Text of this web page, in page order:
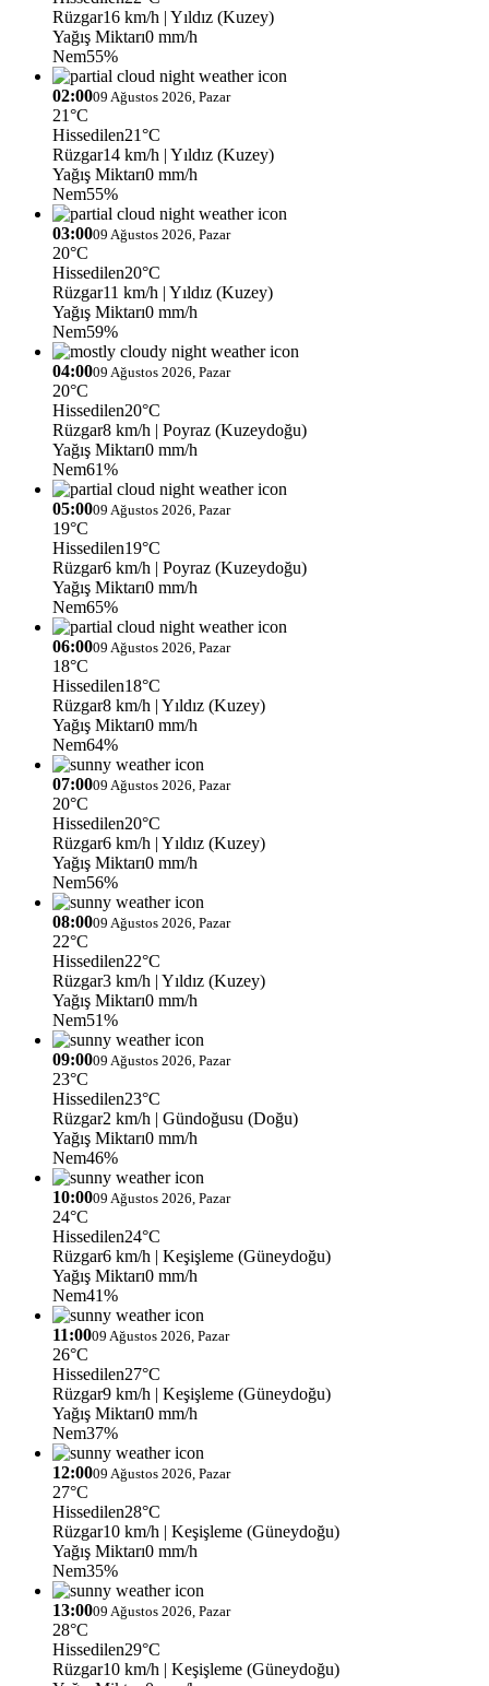
Rüzgar16 km/h | Yıldız (Kuzey)
Yağış Miktarı0 mm/h
Nem55%
02:0009 Ağustos 2026, Pazar
21°C
Hissedilen21°C
Rüzgar14 km/h | Yıldız (Kuzey)
Yağış Miktarı0 mm/h
Nem55%
03:0009 Ağustos 2026, Pazar
20°C
Hissedilen20°C
Rüzgar11 km/h | Yıldız (Kuzey)
Yağış Miktarı0 mm/h
Nem59%
04:0009 Ağustos 2026, Pazar
20°C
Hissedilen20°C
Rüzgar8 km/h | Poyraz (Kuzeydoğu)
Yağış Miktarı0 mm/h
Nem61%
05:0009 Ağustos 2026, Pazar
19°C
Hissedilen19°C
Rüzgar6 km/h | Poyraz (Kuzeydoğu)
Yağış Miktarı0 mm/h
Nem65%
06:0009 Ağustos 2026, Pazar
18°C
Hissedilen18°C
Rüzgar8 km/h | Yıldız (Kuzey)
Yağış Miktarı0 mm/h
Nem64%
07:0009 Ağustos 2026, Pazar
20°C
Hissedilen20°C
Rüzgar6 km/h | Yıldız (Kuzey)
Yağış Miktarı0 mm/h
Nem56%
08:0009 Ağustos 2026, Pazar
22°C
Hissedilen22°C
Rüzgar3 km/h | Yıldız (Kuzey)
Yağış Miktarı0 mm/h
Nem51%
09:0009 Ağustos 2026, Pazar
23°C
Hissedilen23°C
Rüzgar2 km/h | Gündoğusu (Doğu)
Yağış Miktarı0 mm/h
Nem46%
10:0009 Ağustos 2026, Pazar
24°C
Hissedilen24°C
Rüzgar6 km/h | Keşişleme (Güneydoğu)
Yağış Miktarı0 mm/h
Nem41%
11:0009 Ağustos 2026, Pazar
26°C
Hissedilen27°C
Rüzgar9 km/h | Keşişleme (Güneydoğu)
Yağış Miktarı0 mm/h
Nem37%
12:0009 Ağustos 2026, Pazar
27°C
Hissedilen28°C
Rüzgar10 km/h | Keşişleme (Güneydoğu)
Yağış Miktarı0 mm/h
Nem35%
13:0009 Ağustos 2026, Pazar
28°C
Hissedilen29°C
Rüzgar10 km/h | Keşişleme (Güneydoğu)